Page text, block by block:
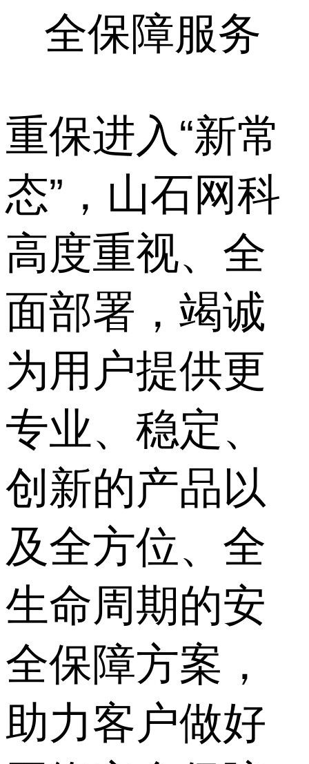
全保障服务
重保进入“新常
态”，山石网科
高度重视、全
面部署，竭诚
为用户提供更
专业、稳定、
创新的产品以
及全方位、全
生命周期的安
全保障方案，
助力客户做好